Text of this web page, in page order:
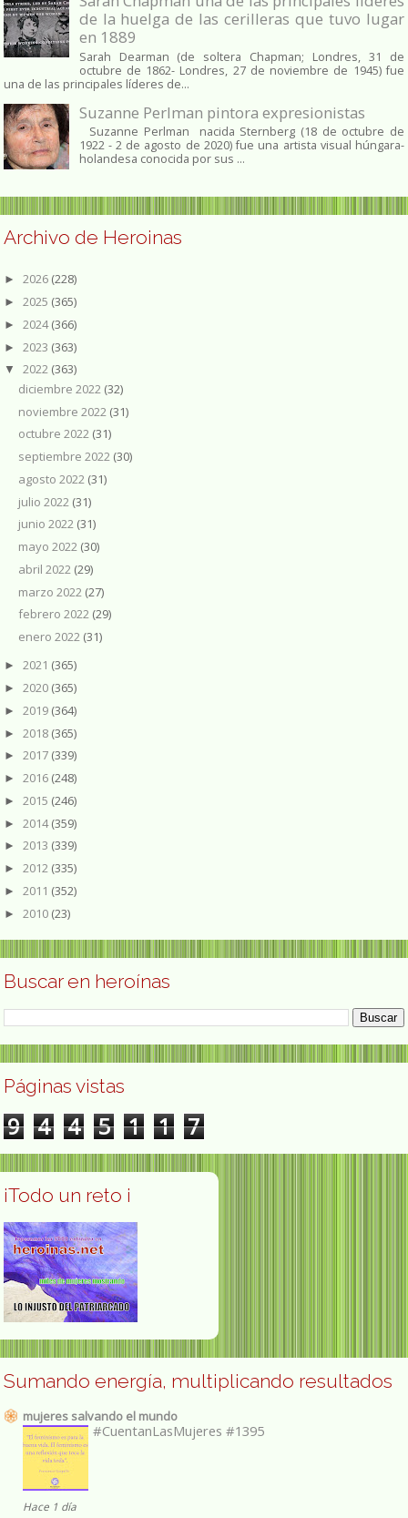
de la huelga de las cerilleras que tuvo lugar
en 1889
Sarah Dearman (de soltera Chapman; Londres, 31 de
octubre de 1862​- Londres, 27 de noviembre de 1945)​ fue
una de las principales líderes de...
Suzanne Perlman pintora expresionistas
Suzanne Perlman nacida Sternberg (18 de octubre de
1922 - 2 de agosto de 2020) fue una artista visual húngara-
holandesa conocida por sus ...
Archivo de Heroinas
► 2026 (228)
► 2025 (365)
► 2024(366)
► 2023 (363)
▼ 2022 (363)
diciembre 2022 (32)
noviembre 2022 (31)
octubre 2022 (31)
septiembre 2022 (30)
agosto 2022 (31)
julio 2022 (31)
junio 2022 (31)
mayo 2022 (30)
abril 2022 (29)
marzo 2022 (27)
febrero 2022 (29)
enero 2022 (31)
► 2021 (365)
► 2020 (365)
► 2019 (364)
► 2018 (365)
► 2017 (339)
► 2016 (248)
► 2015 (246)
► 2014(359)
► 2013 (339)
► 2012 (335)
► 2011 (352)
► 2010 (23)
Buscar en heroínas
Páginas vistas
9 4 4 5 1 1 7
¡Todo un reto ¡
Sumando energía, multiplicando resultados
mujeres salvando el mundo
#CuentanLasMujeres #1395
Hace 1 día